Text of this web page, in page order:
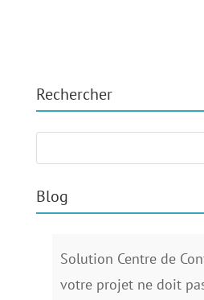
Rechercher
Blog
Solution Centre de
votre projet ne doit